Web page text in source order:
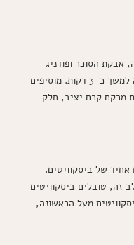
הסוכר ופודניג
הווניל. מערבלים במהירות בינונית-גבוהה למשך כ-3 דקות. מוסיפים
מרקם קרם יציב, חלק
של ביסקוויטים.
זה, טובלים ביסקוויטים
מעל הראשונה,